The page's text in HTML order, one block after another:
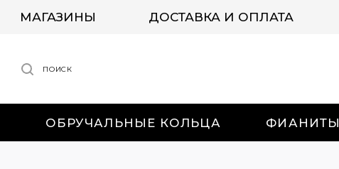
МАГАЗИНЫ ДОСТАВКА И ОПЛАТА
ПОИСК
ОБРУЧАЛЬНЫЕ КОЛЬЦА ФИАНИТЫ